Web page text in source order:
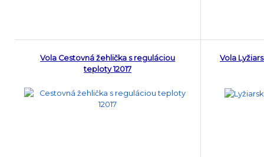
Vola Cestovná žehlička s reguláciou
teploty 12017
Vola